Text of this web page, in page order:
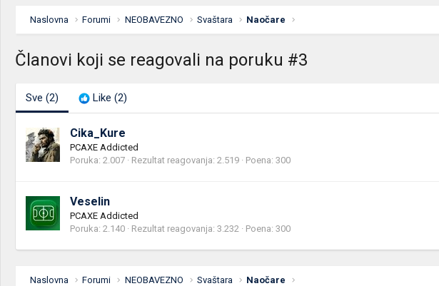
Naslovna Forumi NEOBAVEZNO Svaštara Naočare
Članovi koji se reagovali na poruku #3
Sve (2) Like (2)
Cika_Kure
PCAXE Addicted
Poruka 2.007 Rezultat reagovanja 2.519 Poena 300
Veselin
PCAXE Addicted
Poruka 2.140 Rezultat reagovanja 3.232 Poena 300
Naslovna Forumi NEOBAVEZNO Svaštara Naočare